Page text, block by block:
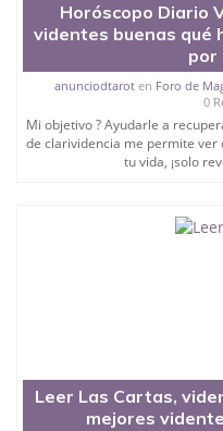
Horóscopo Diario
videntes buenas qué
por
anunciodtaroten Foro de
0
Mi objetivo ? Ayudarle a
de clarividencia me permite
tu vida, ¡solo
Leer Las Cartas,
mejores